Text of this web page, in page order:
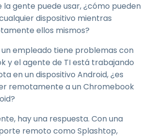
la gente puede usar, ¿cómo pueden
dispositivo mientras
ellos mismos?
un empleado tiene problemas con
y el agente de TI está trabajando
en un dispositivo Android, ¿es
remotamente a un Chromebook
hay una respuesta. Con una
remoto como Splashtop,